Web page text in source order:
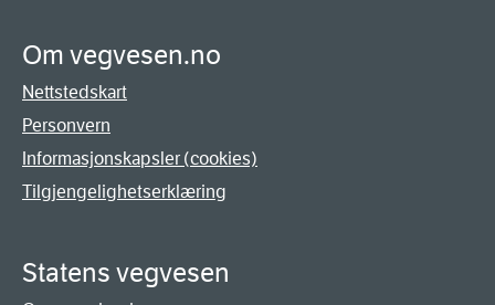
Om vegvesen.no
Nettstedskart
Personvern
Informasjonskapsler (cookies)
Tilgjengelighetserklæring
Statens vegvesen